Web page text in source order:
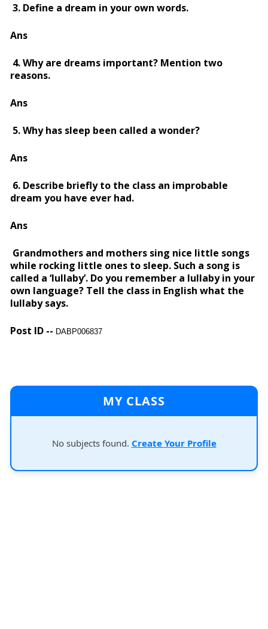
3. Define a dream in your own words.
Ans
4. Why are dreams important? Mention two
reasons.
Ans
5. Why has sleep been called a wonder?
Ans
6. Describe briefly to the class an improbable
dream you have ever had.
Ans
Grandmothers and mothers sing nice little songs
while rocking little ones to sleep. Such a song is
called a ‘lullaby’. Do you remember a lullaby in your
own language? Tell the class in English what the
lullaby says.
Post ID -- DABP006837
MY CLASS
No subjects found. Create Your Profile